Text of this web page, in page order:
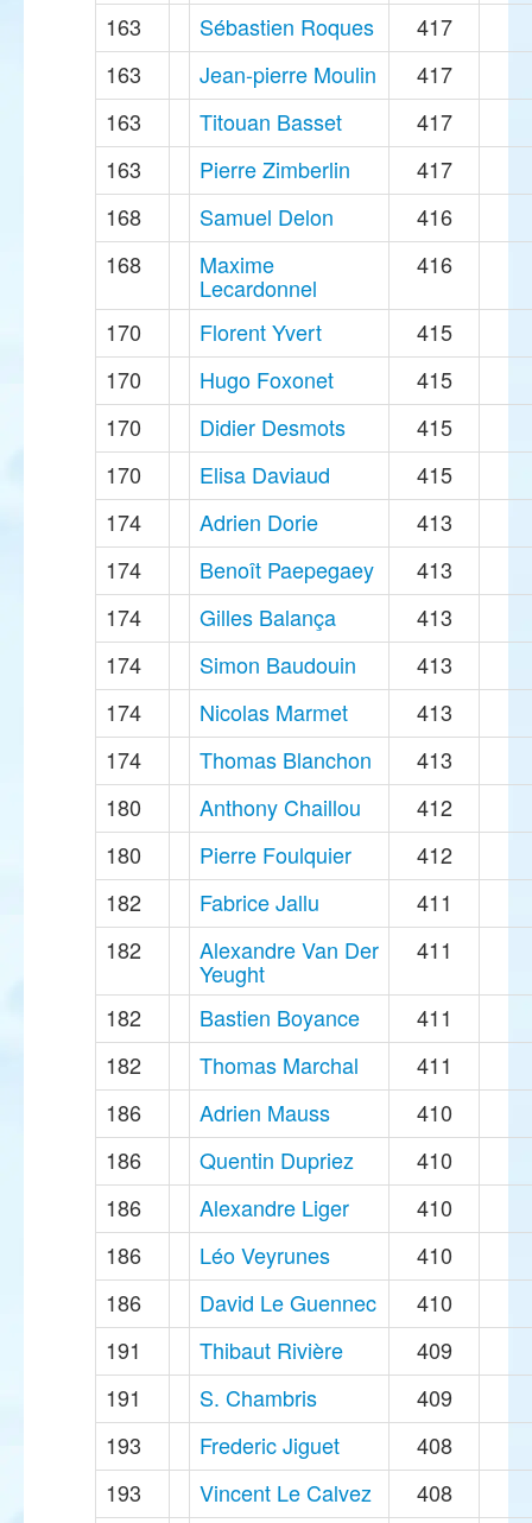
163 Sébastien Roques
417
163
Jean-pierre Moulin
417
163
Titouan Basset
417
163
Pierre Zimberlin
417
168
Samuel Delon
416
168
Maxime
Lecardonnel
416
170 Florent Yvert
415
170
Hugo Foxonet
415
170
Didier Desmots
415
170
Elisa Daviaud
415
174
Adrien Dorie
413
174
Benoît Paepegaey
413
174
Gilles Balança
413
174
Simon Baudouin
413
174
Nicolas Marmet
413
174
Thomas Blanchon
413
180
Anthony Chaillou
412
180
Pierre Foulquier
412
182
Fabrice Jallu
411
182
Alexandre Van Der
Yeught
411
182 Bastien Boyance
411
182
Thomas Marchal
411
186
Adrien Mauss
410
186
Quentin Dupriez
410
186
Alexandre Liger
410
186
Léo Veyrunes
410
186
David Le Guennec
410
191
Thibaut Rivière
409
191
S. Chambris
409
193
Frederic Jiguet
408
193
Vincent Le Calvez
408